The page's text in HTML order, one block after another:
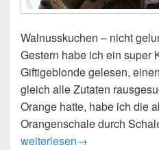
Walnusskuchen – nicht
Gestern habe ich ein super
Giftigeblonde gelesen,
gleich alle Zutaten
Orange hatte, habe ich die
Orangenschale durch
Walnusskuchen – nicht
weiterlesen→